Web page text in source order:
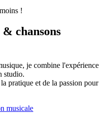
!
chansons
je combine l'expérience
studio.
pratique et de la passion pour
musicale